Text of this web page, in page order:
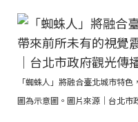
「蜘蛛人」將融合臺北城市特
圖為示意圖。圖片來源｜台北市